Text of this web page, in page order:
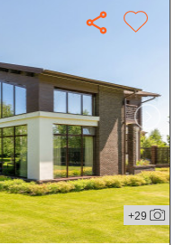
+29